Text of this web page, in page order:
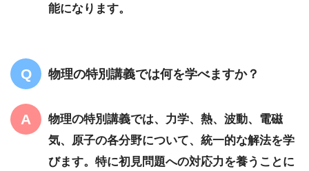
能になります。
物理の特別講義では何を学べますか？
物理の特別講義では、力学、熱、波動、電磁
気、原子の各分野について、統一的な解法を学
びます。特に初見問題への対応力を養うことに